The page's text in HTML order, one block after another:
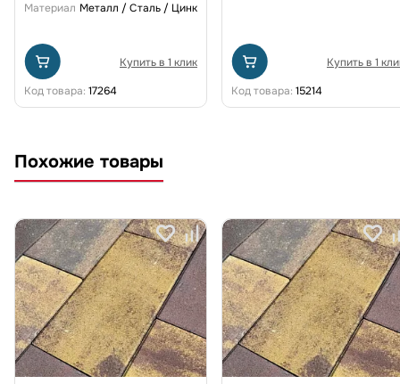
Материал Металл / Сталь / Цинк
Купить в 1 клик
Код товара: 17264
Купить в 1
Код товара: 15214
Похожие товары